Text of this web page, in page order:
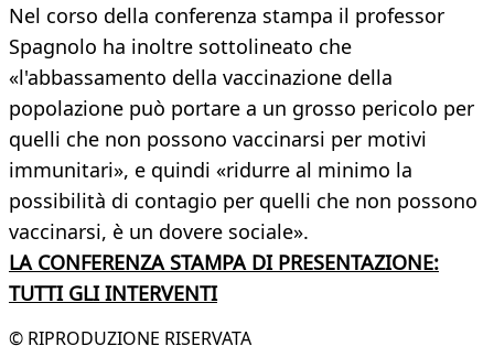
Nel corso della conferenza stampa il professor
Spagnolo ha inoltre sottolineato che
«l'abbassamento della vaccinazione della
popolazione può portare a un grosso pericolo per
quelli che non possono vaccinarsi per motivi
immunitari», e quindi «ridurre al minimo la
possibilità di contagio per quelli che non possono
vaccinarsi, è un dovere sociale».
LA CONFERENZA STAMPA DI PRESENTAZIONE:
TUTTI GLI INTERVENTI
© RIPRODUZIONE RISERVATA